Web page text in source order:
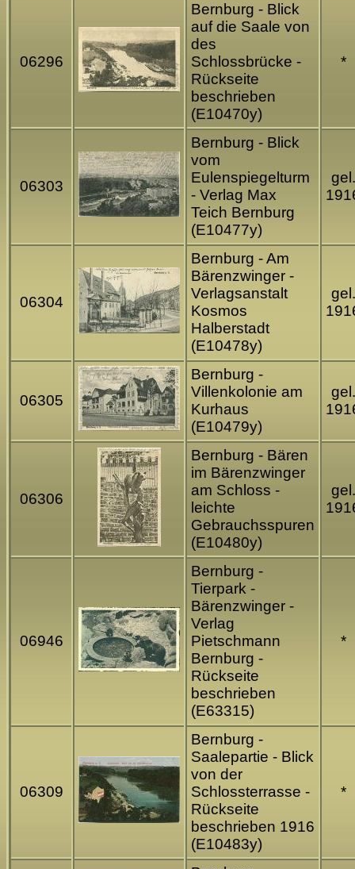
06296
Bernburg - Blick
auf die Saale von
des
Schlossbrücke -
Rückseite
beschrieben
(E10470y)
*
06303
Bernburg - Blick
vom
Eulenspiegelturm
- Verlag Max
Teich Bernburg
(E10477y)
gel.
06304
Bernburg - Am
Bärenzwinger -
Verlagsanstalt
Kosmos
Halberstadt
(E10478y)
gel.
06305
Bernburg -
Villenkolonie am
Kurhaus
(E10479y)
gel.
06306
Bernburg - Bären
im Bärenzwinger
am Schloss -
leichte
Gebrauchsspuren
(E10480y)
gel.
06946
Bernburg -
Tierpark -
Bärenzwinger -
Verlag
Pietschmann
Bernburg -
Rückseite
beschrieben
(E63315)
*
06309
Bernburg -
Saalepartie - Blick
von der
Schlossterrasse -
Rückseite
beschrieben 1916
(E10483y)
*